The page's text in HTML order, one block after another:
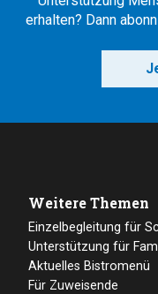
erhalten? Dann
Weitere Themen
Einzelbegleitung für
Unterstützung für
Aktuelles Bistromenü
Für Zuweisende